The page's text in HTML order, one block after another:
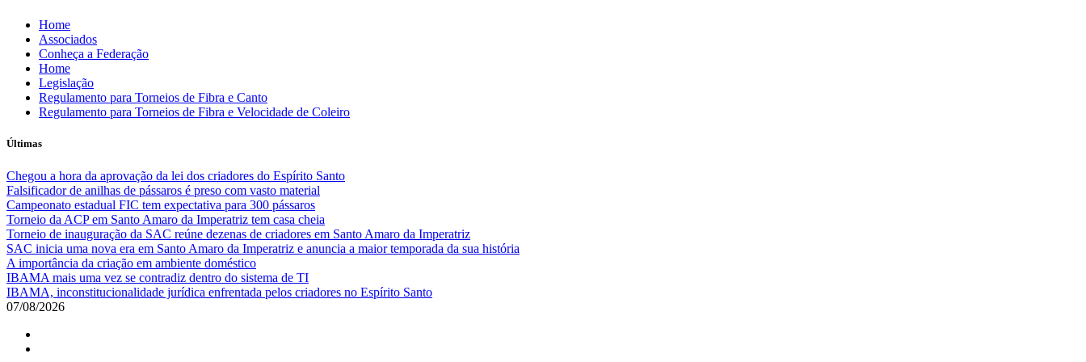
Skip
content
Home
Associados
Conheça a Federação
Home
Legislação
Regulamento para Torneios de Fibra e Canto
Regulamento para Torneios de Fibra e Velocidade de Coleiro
Últimas
Chegou a hora da aprovação da lei dos criadores do Espírito Santo
Falsificador de anilhas de pássaros é preso com vasto material
Campeonato estadual FIC tem expectativa para 300 pássaros
Torneio da ACP em Santo Amaro da Imperatriz tem casa cheia
Torneio de inauguração da SAC reúne dezenas de criadores em Santo Amaro da Imperatriz
SAC inicia uma nova era em Santo Amaro da Imperatriz e anuncia a maior temporada da sua história
A importância da criação em ambiente doméstico
IBAMA mais uma vez se contradiz dentro do sistema de TI
IBAMA, inconstitucionalidade jurídica enfrentada pelos criadores no Espírito Santo
07/08/2026